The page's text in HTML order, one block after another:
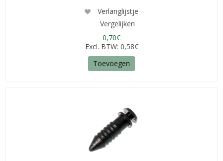
Verlanglijstje
Vergelijken
0,70€
Excl. BTW: 0,58€
Toevoegen